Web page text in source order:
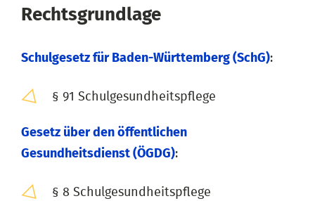
Rechtsgrundlage
Schulgesetz für Baden-Württemberg (SchG):
§ 91 Schulgesundheitspflege
Gesetz über den öffentlichen
Gesundheitsdienst (ÖGDG):
§ 8 Schulgesundheitspflege